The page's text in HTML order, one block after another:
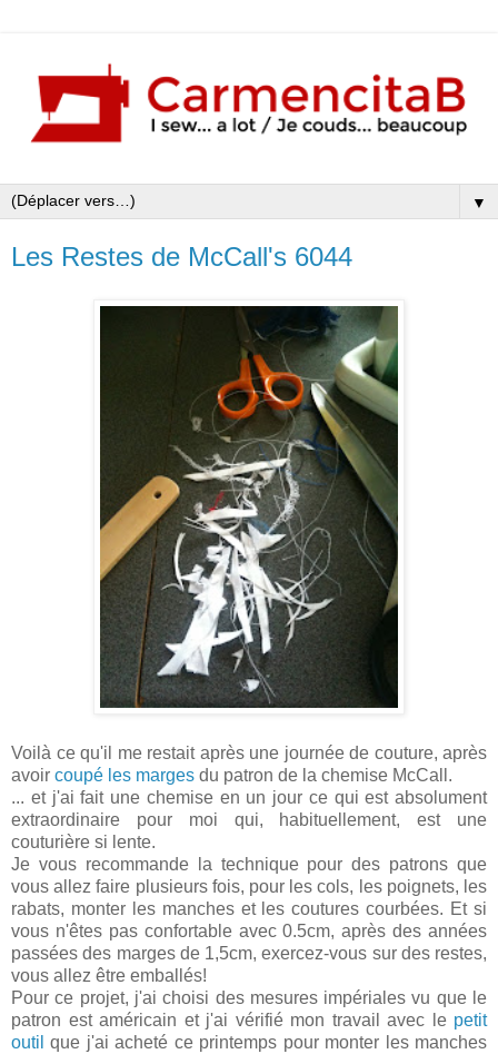
▼
Les Restes de McCall's 6044
Voilà ce qu'il me restait après une journée de couture, après
avoir coupé les marges du patron de la chemise McCall.
... et j'ai fait une chemise en un jour ce qui est absolument
extraordinaire pour moi qui, habituellement, est une
couturière si lente.
Je vous recommande la technique pour des patrons que
vous allez faire plusieurs fois, pour les cols, les poignets, les
rabats, monter les manches et les coutures courbées. Et si
vous n'êtes pas confortable avec 0.5cm, après des années
passées des marges de 1,5cm, exercez-vous sur des restes,
vous allez être emballés!
Pour ce projet, j'ai choisi des mesures impériales vu que le
patron est américain et j'ai vérifié mon travail avec le petit
outil que j'ai acheté ce printemps pour monter les manches